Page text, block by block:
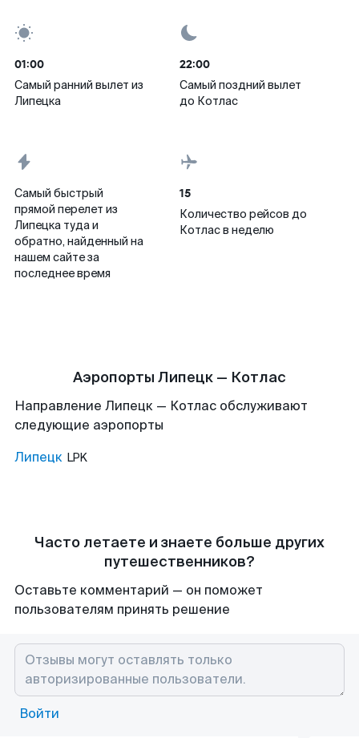
01:00
Самый ранний вылет из
Липецка
22:00
Самый поздний вылет
до Котлас
Самый быстрый
прямой перелет из
Липецка туда и
обратно, найденный на
нашем сайте за
последнее время
15
Количество рейсов до
Котлас в неделю
Аэропорты Липецк — Котлас
Направление Липецк — Котлас обслуживают
следующие аэропорты
Липецк LPK
Часто летаете и знаете больше других
путешественников?
Оставьте комментарий — он поможет
пользователям принять решение
Войти